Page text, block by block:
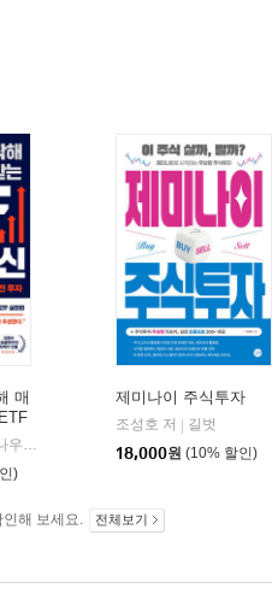
매
북스
)
제미나이 주식투자
조성호 저
길벗
18,000원 (10% 할인)
해 보세요. 전체보기